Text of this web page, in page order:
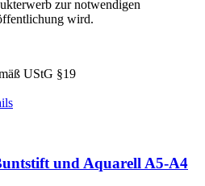
zur notwendigen
wird.
UStG §19
und Aquarell A5-A4